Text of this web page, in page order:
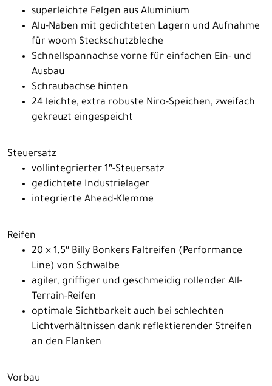
superleichte Felgen aus Aluminium
Alu-Naben mit gedichteten Lagern und Aufnahme
für woom Steckschutzbleche
Schnellspannachse vorne für einfachen Ein- und
Ausbau
Schraubachse hinten
24 leichte, extra robuste Niro-Speichen, zweifach
gekreuzt eingespeicht
Steuersatz
vollintegrierter 1″-Steuersatz
gedichtete Industrielager
integrierte Ahead-Klemme
Reifen
20 × 1,5″ Billy Bonkers Faltreifen (Performance
Line) von Schwalbe
agiler, griffiger und geschmeidig rollender All-
Terrain-Reifen
optimale Sichtbarkeit auch bei schlechten
Lichtverhältnissen dank reflektierender Streifen
an den Flanken
Vorbau